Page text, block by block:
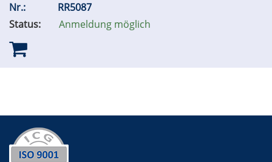
Nr.:
RR5087
Status:
Anmeldung möglich